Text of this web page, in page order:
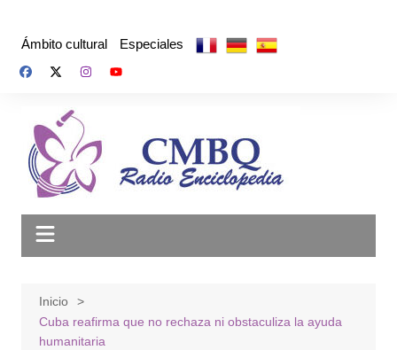
Ámbito cultural Especiales
Inicio
Cuba reafirma que no rechaza ni obstaculiza la ayuda
humanitaria